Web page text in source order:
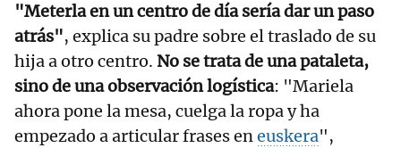
"Meterla en un centro de día sería dar un paso
atrás", explica su padre sobre el traslado de su
hija a otro centro. No se trata de una pataleta,
sino de una observación logística: "Mariela
ahora pone la mesa, cuelga la ropa y ha
empezado a articular frases eneuskera",